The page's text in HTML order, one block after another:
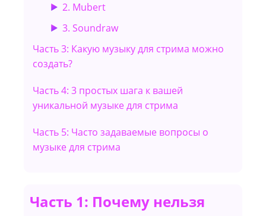
2. Mubert
3. Soundraw
Часть 3: Какую музыку для стрима можно
создать?
Часть 4: 3 простых шага к вашей
уникальной музыке для стрима
Часть 5: Часто задаваемые вопросы о
музыке для стрима
Часть 1: Почему нельзя